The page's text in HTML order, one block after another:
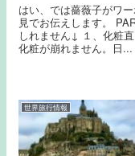
はい、では薔薇子がワ
見でお伝えします。
しれません↓ １、化粧
化粧が崩れません。日...
世界旅行情報